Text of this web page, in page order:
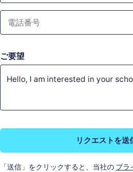
ご要望
リクエストを送
「送信」をクリックすると、当社の プラ